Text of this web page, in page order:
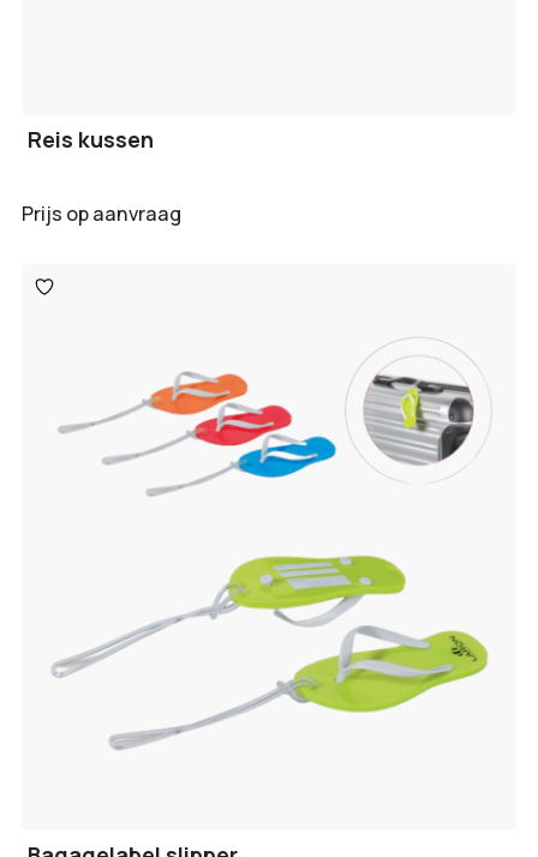
Reis kussen
Prijs op aanvraag
Toevoegen
aan